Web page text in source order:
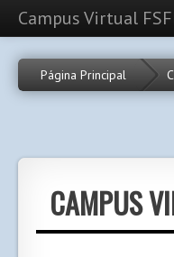
Campus Virtual
Página Principal
CAMPUS